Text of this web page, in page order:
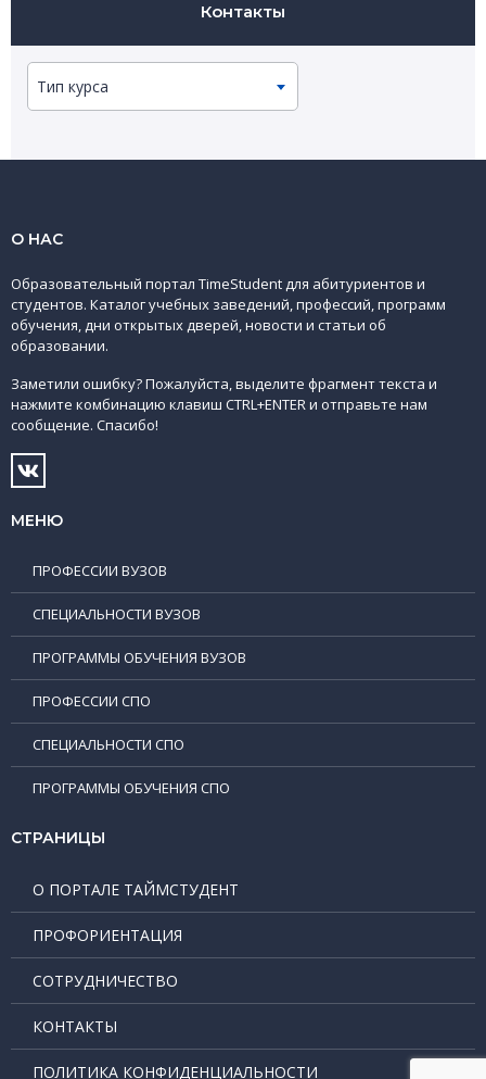
Контакты
Тип курса
О НАС
Образовательный портал TimeStudent для абитуриентов и
студентов. Каталог учебных заведений, профессий, программ
обучения, дни открытых дверей, новости и статьи об
образовании.
Заметили ошибку? Пожалуйста, выделите фрагмент текста и
нажмите комбинацию клавиш CTRL+ENTER и отправьте нам
сообщение. Спасибо!
МЕНЮ
ПРОФЕССИИ ВУЗОВ
СПЕЦИАЛЬНОСТИ ВУЗОВ
ПРОГРАММЫ ОБУЧЕНИЯ ВУЗОВ
ПРОФЕССИИ СПО
СПЕЦИАЛЬНОСТИ СПО
ПРОГРАММЫ ОБУЧЕНИЯ СПО
СТРАНИЦЫ
О ПОРТАЛЕ ТАЙМСТУДЕНТ
ПРОФОРИЕНТАЦИЯ
СОТРУДНИЧЕСТВО
КОНТАКТЫ
ПОЛИТИКА КОНФИДЕНЦИАЛЬНОСТИ